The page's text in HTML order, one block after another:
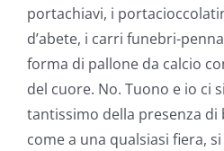
portachiavi, i
d’abete, i carri funebri-
forma di pallone da calcio
del cuore. No. Tuono e io ci
tantissimo della presenza di
come a una qualsiasi fiera,